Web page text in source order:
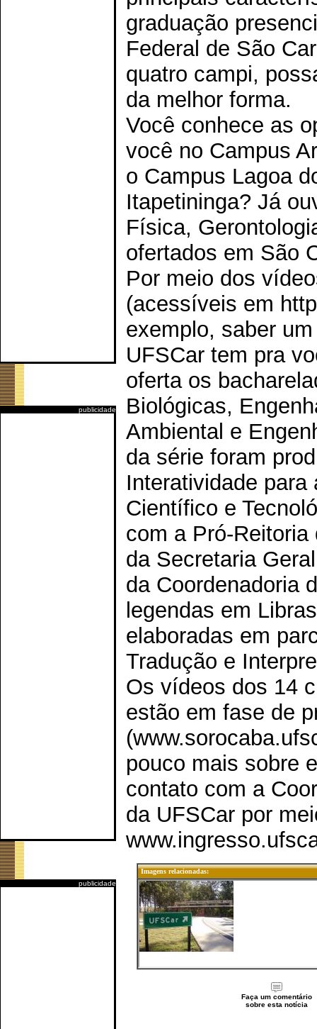
publicidade
publicidade
graduação
Federal de São
quatro campi,
da melhor forma.
Você conhece as
você no Campus
o Campus Lagoa
Itapetininga? Já
Física,
ofertados em São
Por meio dos
(acessíveis em
exemplo, saber
UFSCar tem pra
oferta os
Biológicas,
Ambiental e
da série foram
Interatividade
Científico e
com a Pró-
da Secretaria
da Coordenadoria
legendas em
elaboradas em
Tradução e
Os vídeos dos 14
estão em fase de
pouco mais sobre
contato com a
da UFSCar por
Imagens relacionadas:
Faça um comentário
sobre esta notícia